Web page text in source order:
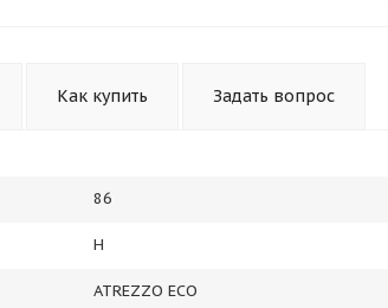
Как купить Задать вопрос
86
H
ATREZZO ECO